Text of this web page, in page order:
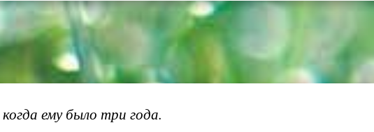
ему было три года.